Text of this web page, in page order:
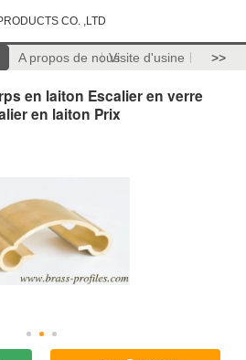
CO. ,LTD
A propos de nousVisite d'usine >>
en laiton Escalier en verre
en laiton Prix